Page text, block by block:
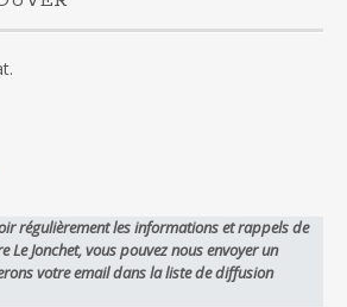
régulièrement les informations et rappels de
Le Jonchet, vous pouvez nous envoyer un
votre email dans la liste de diffusion